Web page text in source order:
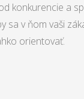
konkurencie a
sa v ňom vaši
orientovať.